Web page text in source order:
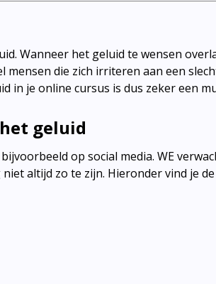
Wanneer het geluid te wensen
mensen die zich irriteren aan een
in je online cursus is dus zeker een
geluid
op social media. WE
altijd zo te zijn. Hieronder vind je